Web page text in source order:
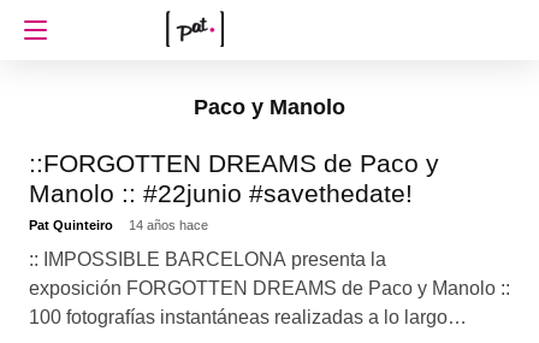
Paco y Manolo
::FORGOTTEN DREAMS de Paco y
Manolo :: #22junio #savethedate!
Pat Quinteiro 14 años hace
:: IMPOSSIBLE BARCELONA presenta la
exposición FORGOTTEN DREAMS de Paco y Manolo ::
100 fotografías instantáneas realizadas a lo largo…